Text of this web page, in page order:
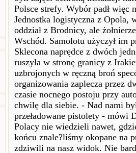
Polsce strefy. Wybór padł
Jednostka logistyczna z Opola,
oddział z Brodnicy, ale
Wschód. Samolotu użyczył im
Sklecona naprędce z dwóch
ruszyła w stronę granicy z
uzbrojonych w ręczną broń
organizowania zaplecza przez
czasie nocnego postoju przy
chwilę dla siebie. - Nad nami
przeładowane pistolety - mówi
Polacy nie wiedzieli nawet,
końcu znale?liśmy okopane na
zdziwili na nasz widok. Nie